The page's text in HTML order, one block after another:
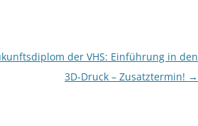
der VHS: Einführung in den
3D-Druck – Zusatztermin! →